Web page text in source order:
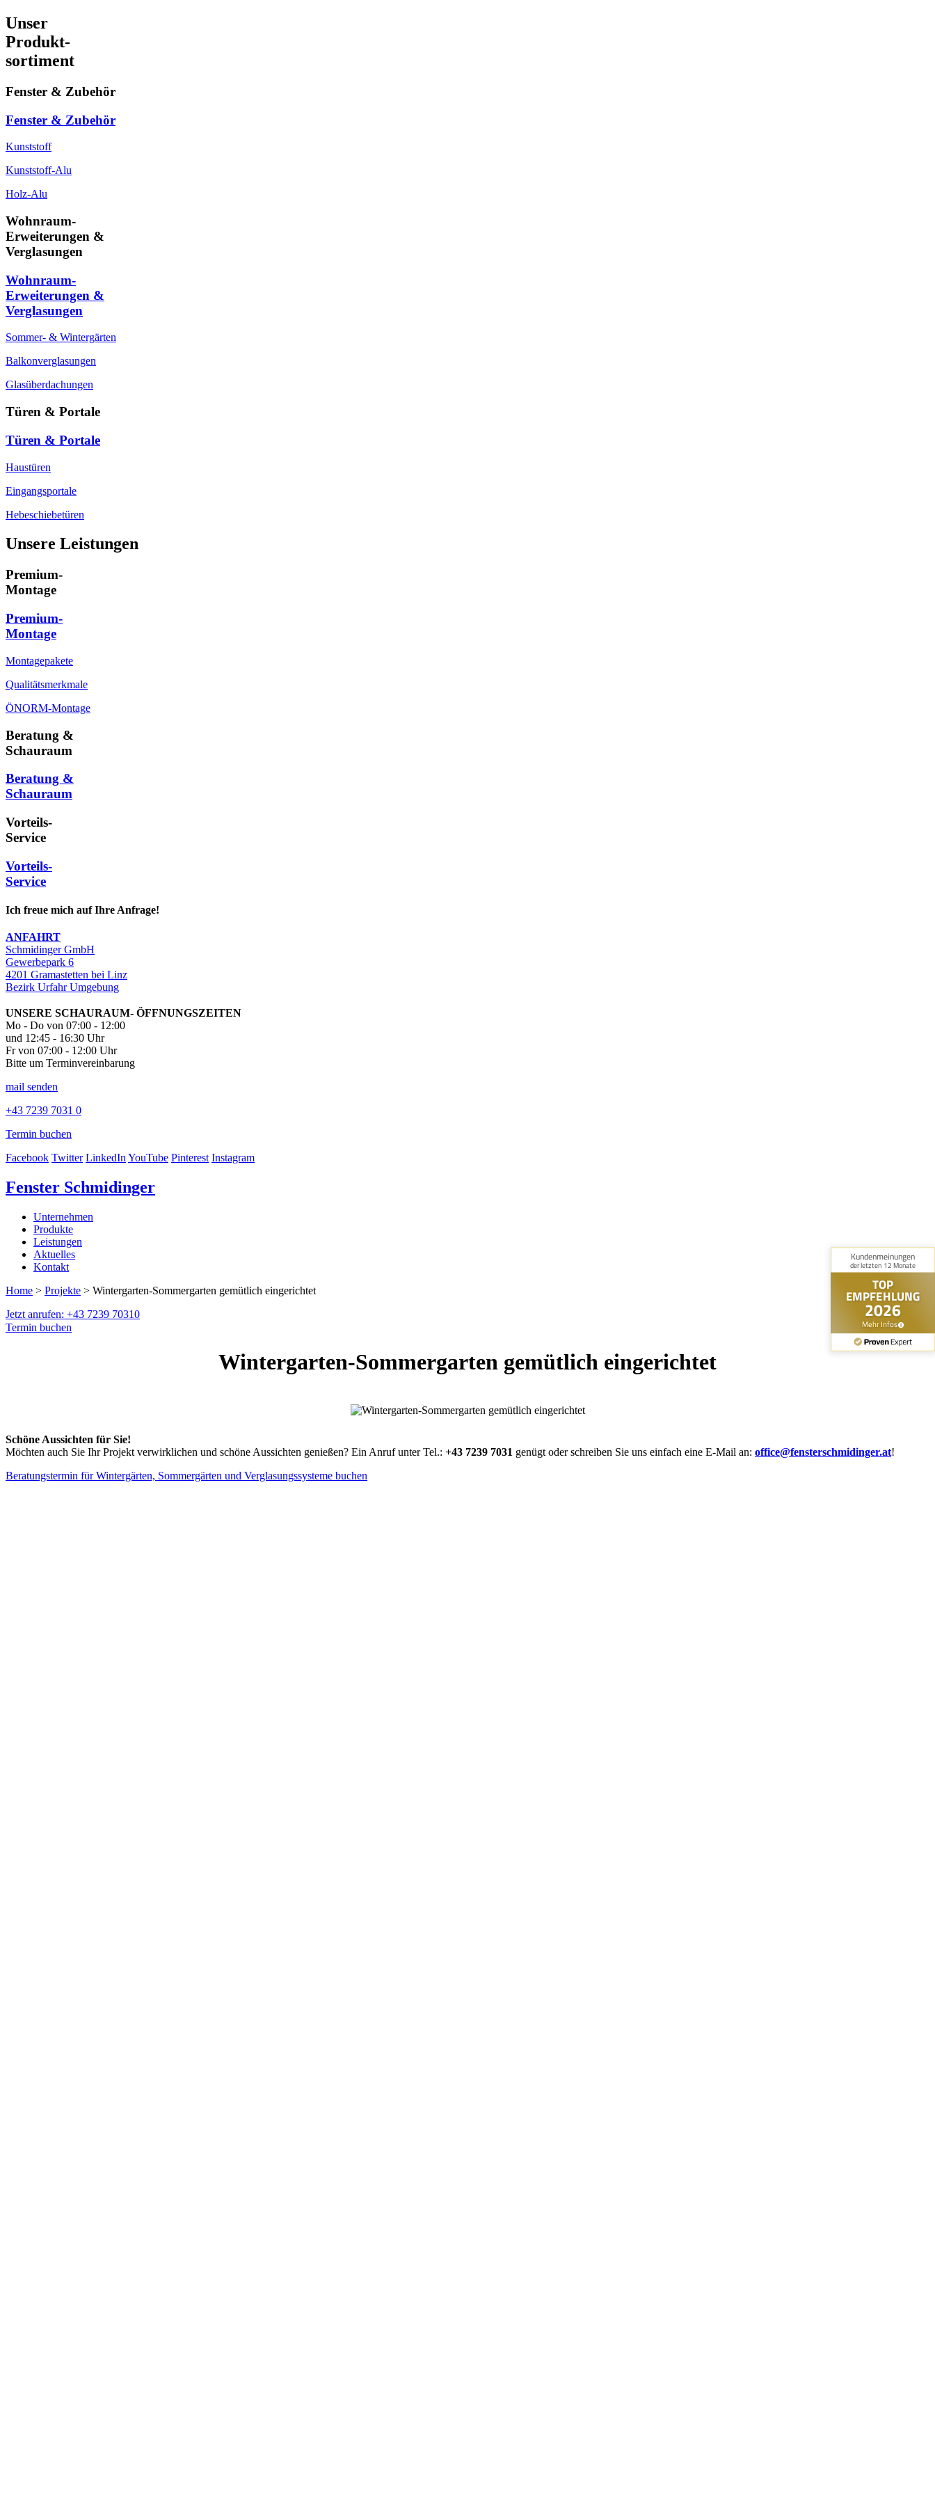
Unser
Produkt-
sortiment
Fenster & Zubehör
Fenster & Zubehör
Kunststoff
Kunststoff-Alu
Holz-Alu
Wohnraum-
Erweiterungen &
Verglasungen
Wohnraum-
Erweiterungen &
Verglasungen
Sommer- & Wintergärten
Balkonverglasungen
Glasüberdachungen
Türen & Portale
Türen & Portale
Haustüren
Eingangsportale
Hebeschiebetüren
Unsere Leistungen
Premium-
Montage
Premium-
Montage
Montagepakete
Qualitätsmerkmale
ÖNORM-Montage
Beratung &
Schauraum
Beratung &
Schauraum
Vorteils-
Service
Vorteils-
Service
Ich freue mich auf Ihre Anfrage!
ANFAHRT
Schmidinger GmbH
Gewerbepark 6
4201 Gramastetten bei Linz
Bezirk Urfahr Umgebung
UNSERE SCHAURAUM- ÖFFNUNGSZEITEN
Mo - Do von 07:00 - 12:00
und 12:45 - 16:30 Uhr
Fr von 07:00 - 12:00 Uhr
Bitte um Terminvereinbarung
mail senden
+43 7239 7031 0
Termin buchen
Facebook Twitter LinkedInYouTube Pinterest Instagram
Fenster Schmidinger
Unternehmen
Produkte
Leistungen
Aktuelles
Kontakt
Home > Projekte > Wintergarten-Sommergarten gemütlich eingerichtet
Jetzt anrufen: +43 7239 70310
Termin buchen
Wintergarten-Sommergarten gemütlich eingerichtet
Schöne Aussichten für Sie!
Möchten auch Sie Ihr Projekt verwirklichen und schöne Aussichten genießen? Ein Anruf unter Tel.: +43 7239 7031 genügt oder schreiben Sie uns einfach eine E-Mail an: office@fensterschmidinger.at!
Beratungstermin für Wintergärten, Sommergärten und Verglasungssysteme buchen